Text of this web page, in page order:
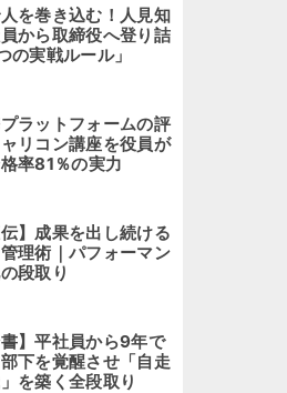
を巻き込む！人見知
から取締役へ登り詰
の実戦ルール」
ラットフォームの評
リコン講座を役員が
率81％の実力
伝】成果を出し続ける
理術｜パフォーマン
段取り
書】平社員から9年で
下を覚醒させ「自走
を築く全段取り